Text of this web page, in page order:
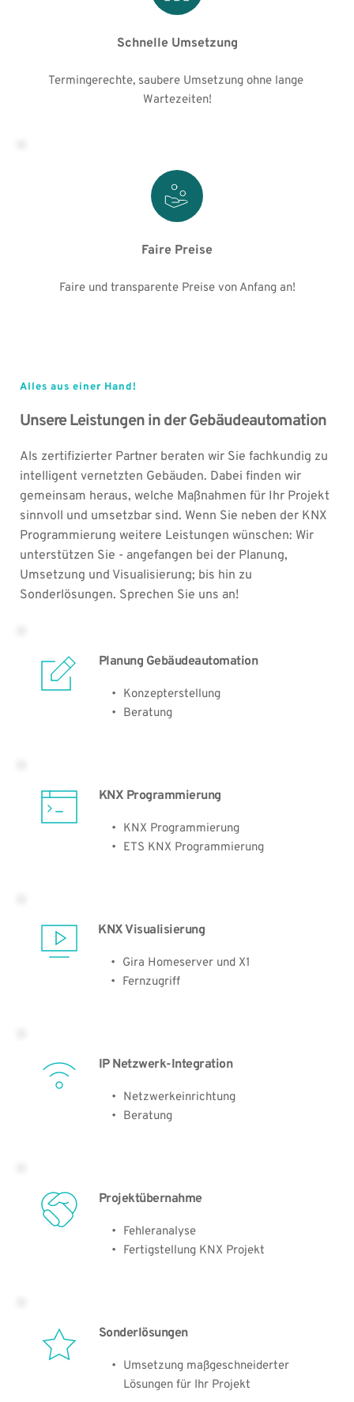
Schnelle Umsetzung
Termingerechte, saubere Umsetzung ohne lange
Wartezeiten!
Faire Preise
Faire und transparente Preise von Anfang an!
Alles aus einer Hand!
Unsere Leistungen in der Gebäudeautomation
Als zertifizierter Partner beraten wir Sie fachkundig zu
intelligent vernetzten Gebäuden. Dabei finden wir
gemeinsam heraus, welche Maßnahmen für Ihr Projekt
sinnvoll und umsetzbar sind. Wenn Sie neben der KNX
Programmierung weitere Leistungen wünschen: Wir
unterstützen Sie - angefangen bei der Planung,
Umsetzung und Visualisierung; bis hin zu
Sonderlösungen. Sprechen Sie uns an!
Planung Gebäudeautomation
Konzepterstellung
Beratung
KNX Programmierung
KNX Programmierung
ETS KNX Programmierung
KNX Visualisierung
Gira Homeserver und X1
Fernzugriff
IP Netzwerk-Integration
Netzwerkeinrichtung
Beratung
Projektübernahme
Fehleranalyse
Fertigstellung KNX Projekt
Sonderlösungen
Umsetzung maßgeschneiderter
Lösungen für Ihr Projekt